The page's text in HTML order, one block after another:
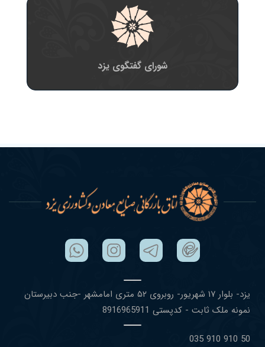
شورای گفتگوی یزد
یزد- بلوار ١٧ شهریور- روبروی ۵٢ متری امامشهر -جنب دبیرستان
نمونه ملک ثابت - کدپستی 8916965911
50 910 910 035